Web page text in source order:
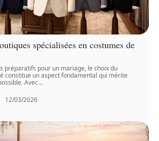
spécialisées en costumes de
préparatifs pour un mariage, le choix du
constitue un aspect fondamental qui mérite
Avec…
12/03/2026